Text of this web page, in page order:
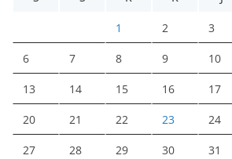
1 2 3
6 7 8 9 10
13 14 15 16 17
20 21 22 23 24
27 28 29 30 31